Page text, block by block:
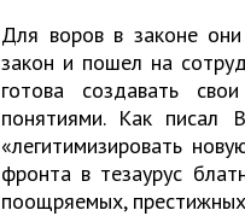
Для воров в законе
закон и пошел на
готова создавать
понятиями. Как писал
«легитимизировать
фронта в тезаурус
поощряемых,